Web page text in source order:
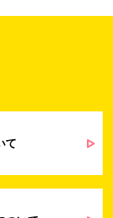
目的
発注業務のため
・統計のため
との業務連絡や
きのため
て